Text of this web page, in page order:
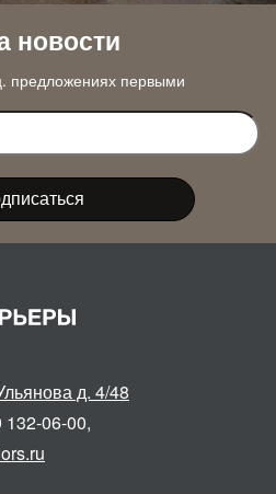
новости
предложениях первыми
д. 4/48
132-06-00,